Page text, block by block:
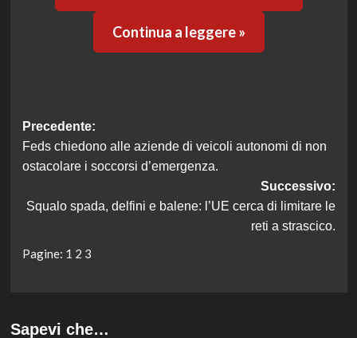
Continua a leggere »
Navigazione
articolo
Precedente:
Feds chiedono alle aziende di veicoli autonomi di non
ostacolare i soccorsi d’emergenza.
Successivo:
Squalo spada, delfini e balene: l’UE cerca di limitare le
reti a strascico.
Pagine: 1 2 3
Sapevi che…